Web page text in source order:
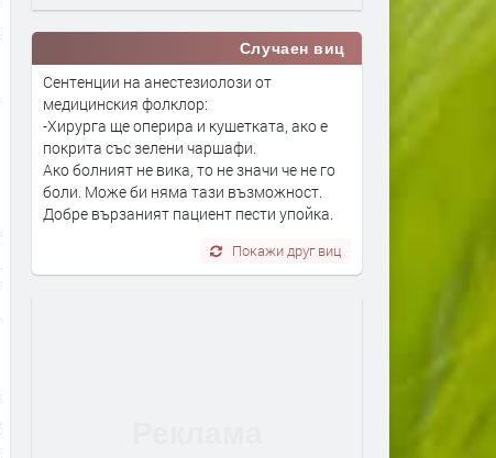
Случаен виц
Сентенции на анестезиолози от
медицинския фолклор:
-Хирурга ще оперира и кушетката, ако е
покрита със зелени чаршафи.
Ако болният не вика, то не значи че не го
боли. Може би няма тази възможност.
Добре вързаният пациент пести упойка.
Покажи друг виц